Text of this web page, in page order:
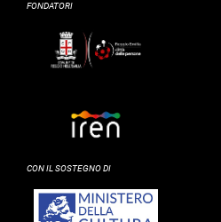
FONDATORI
CON IL SOSTEGNO DI